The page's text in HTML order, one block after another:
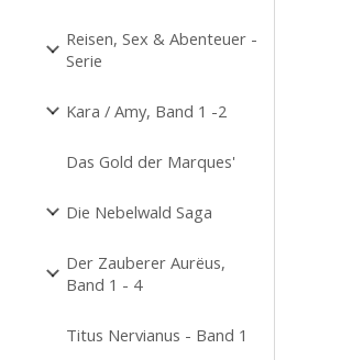
Reisen, Sex & Abenteuer -
Serie
Kara / Amy, Band 1 -2
Das Gold der Marques'
Die Nebelwald Saga
Der Zauberer Aurëus,
Band 1 - 4
Titus Nervianus - Band 1